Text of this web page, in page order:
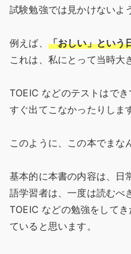
試験勉強では見かけないよ
例えば、 「おしい」とい
これは、私にとって当時大
TOEIC などのテストはで
すぐ出てこなかったりしま
このように、この本でまな
基本的に本書の内容は、日
語学習者は、一度は読むべ
TOEIC などの勉強をして
ていると思います。